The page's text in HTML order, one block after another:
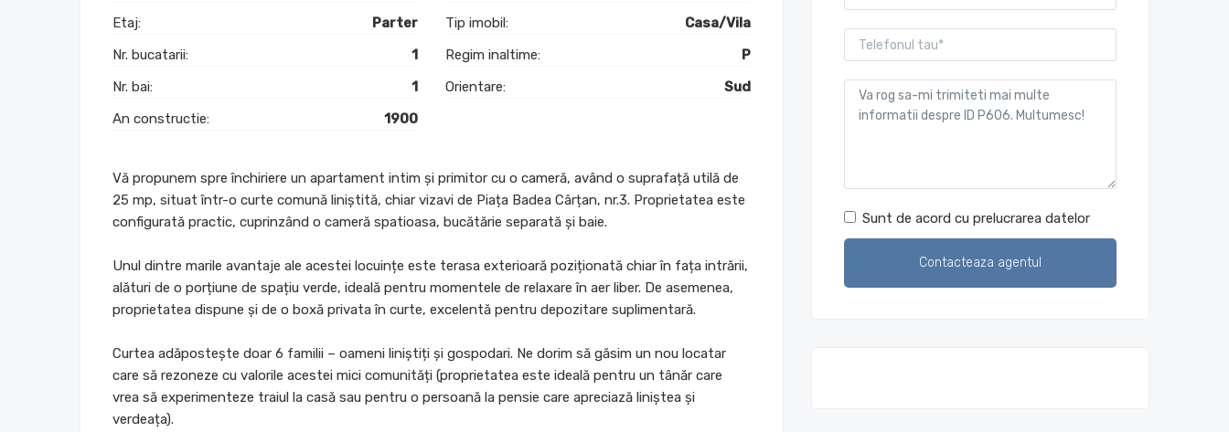
Etaj:
Parter
Nr. bucatarii:
1
Nr. bai:
1
An constructie:
1900
Tip imobil:
Casa/Vila
Regim inaltime:
P
Orientare:
Sud
Vă propunem spre închiriere un apartament intim și primitor cu o cameră, având o suprafață utilă de
25 mp, situat într-o curte comună liniștită, chiar vizavi de Piața Badea Cârțan, nr.3. Proprietatea este
configurată practic, cuprinzând o cameră spatioasa, bucătărie separată și baie.
Unul dintre marile avantaje ale acestei locuințe este terasa exterioară poziționată chiar în fața intrării,
alături de o porțiune de spațiu verde, ideală pentru momentele de relaxare în aer liber. De asemenea,
proprietatea dispune și de o boxă privata în curte, excelentă pentru depozitare suplimentară.
Curtea adăpostește doar 6 familii – oameni liniștiți și gospodari. Ne dorim să găsim un nou locatar
care să rezoneze cu valorile acestei mici comunități (proprietatea este ideală pentru un tânăr care
vrea să experimenteze traiul la casă sau pentru o persoană la pensie care apreciază liniștea și
verdeața).
Sunt de acord cu prelucrarea datelor